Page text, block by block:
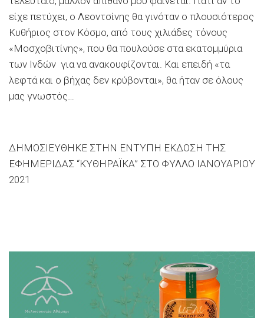
είχε πετύχει, ο Λεοντσίνης θα γινόταν ο πλουσιότερος
Κυθήριος στον Κόσμο, από τους χιλιάδες τόνους
«Μοσχοβιτίνης», που θα πουλούσε στα εκατομμύρια
των Ινδών για να ανακουφίζονται. Και επειδή «τα
λεφτά και ο βήχας δεν κρύβονται», θα ήταν σε όλους
μας γνωστός…
ΔΗΜΟΣΙΕΥΘΗΚΕ ΣΤΗΝ ΕΝΤΥΠΗ ΕΚΔΟΣΗ ΤΗΣ
ΕΦΗΜΕΡΙΔΑΣ “ΚΥΘΗΡΑΪΚΑ” ΣΤΟ ΦΥΛΛΟ ΙΑΝΟΥΑΡΙΟΥ
2021